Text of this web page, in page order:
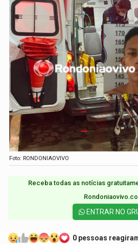
Foto: RONDONIAOVIVO
Receba todas as notícias
ENTRAR NO
0 pessoas